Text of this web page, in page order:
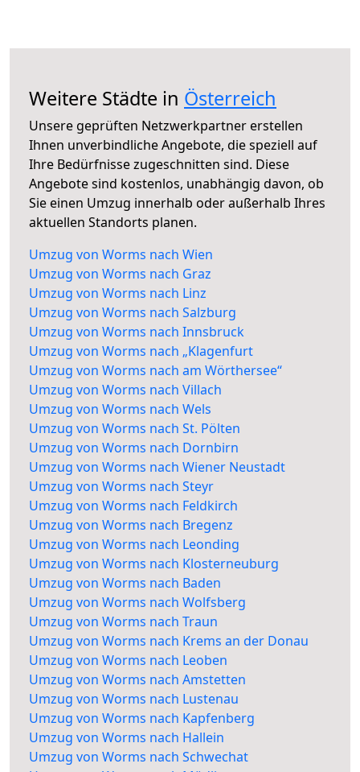
Weitere Städte in Österreich
Unsere geprüften Netzwerkpartner erstellen
Ihnen unverbindliche Angebote, die speziell auf
Ihre Bedürfnisse zugeschnitten sind. Diese
Angebote sind kostenlos, unabhängig davon, ob
Sie einen Umzug innerhalb oder außerhalb Ihres
aktuellen Standorts planen.
Umzug von Worms nach Wien
Umzug von Worms nach Graz
Umzug von Worms nach Linz
Umzug von Worms nach Salzburg
Umzug von Worms nach Innsbruck
Umzug von Worms nach „Klagenfurt
Umzug von Worms nach am Wörthersee“
Umzug von Worms nach Villach
Umzug von Worms nach Wels
Umzug von Worms nach St. Pölten
Umzug von Worms nach Dornbirn
Umzug von Worms nach Wiener Neustadt
Umzug von Worms nach Steyr
Umzug von Worms nach Feldkirch
Umzug von Worms nach Bregenz
Umzug von Worms nach Leonding
Umzug von Worms nach Klosterneuburg
Umzug von Worms nach Baden
Umzug von Worms nach Wolfsberg
Umzug von Worms nach Traun
Umzug von Worms nach Krems an der Donau
Umzug von Worms nach Leoben
Umzug von Worms nach Amstetten
Umzug von Worms nach Lustenau
Umzug von Worms nach Kapfenberg
Umzug von Worms nach Hallein
Umzug von Worms nach Schwechat